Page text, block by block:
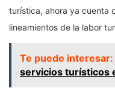
turística, ahora ya cuenta
lineamientos de la labor
Te puede interesar:
servicios turísticos